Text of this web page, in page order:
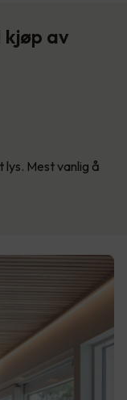
kjøp av
Mest vanlig å